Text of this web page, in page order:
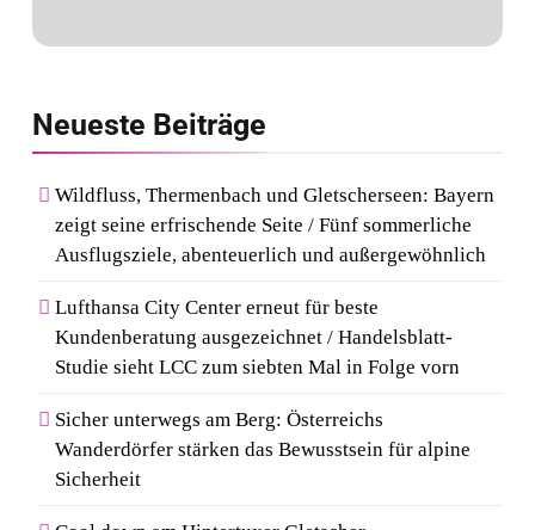
Neueste Beiträge
Wildfluss, Thermenbach und Gletscherseen: Bayern
zeigt seine erfrischende Seite / Fünf sommerliche
Ausflugsziele, abenteuerlich und außergewöhnlich
Lufthansa City Center erneut für beste
Kundenberatung ausgezeichnet / Handelsblatt-
Studie sieht LCC zum siebten Mal in Folge vorn
Sicher unterwegs am Berg: Österreichs
Wanderdörfer stärken das Bewusstsein für alpine
Sicherheit